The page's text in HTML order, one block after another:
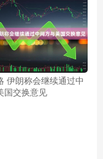
伊朗称会继续通过中
国交换意见